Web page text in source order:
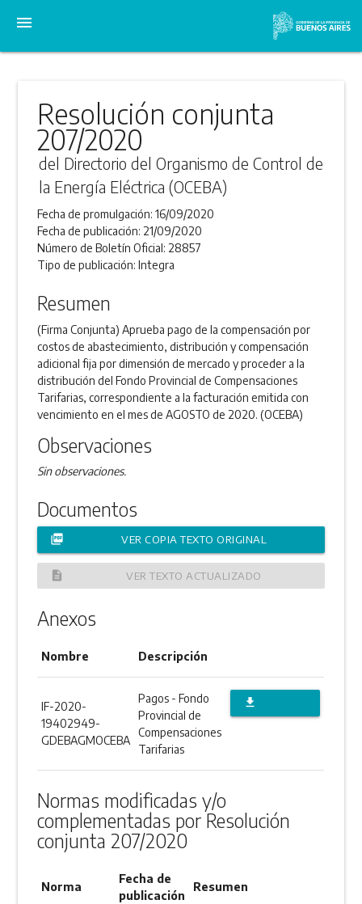
menu
Resolución conjunta
207/2020
del Directorio del Organismo de Control de
la Energía Eléctrica (OCEBA)
Fecha de promulgación:16/09/2020
Fecha de publicación: 21/09/2020
Número de Boletín Oficial: 28857
Tipo de publicación:Integra
Resumen
(Firma Conjunta) Aprueba pago de la compensación por
costos de abastecimiento, distribución y compensación
adicional fija por dimensión de mercado y proceder a la
distribución del Fondo Provincial de Compensaciones
Tarifarias, correspondiente a la facturación emitida con
vencimiento en el mes de AGOSTO de 2020. (OCEBA)
Observaciones
Sin observaciones.
Documentos
picture_as_pdf VER COPIA TEXTO ORIGINAL
description VER TEXTO ACTUALIZADO
Anexos
Nombre Descripción
IF-2020-
19402949-
GDEBAGMOCEBA
Pagos - Fondo
Provincial de
Compensaciones
Tarifarias
file_download
Normas modificadas y/o
complementadas por Resolución
conjunta 207/2020
Norma
Fecha de
publicación
Resumen